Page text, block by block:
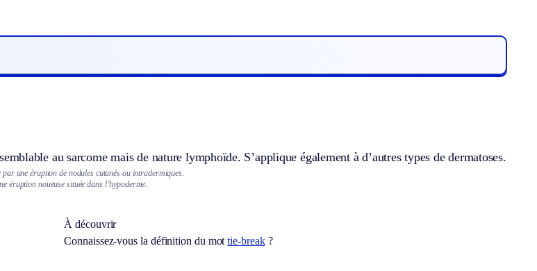
au sarcome mais de nature lymphoïde. S’applique également à d’autres types de dermatoses.
une éruption de nodules cutanés ou intradermiques.
éruption noueuse située dans l’hypoderme.
À découvrir
Connaissez-vous la définition du mottie-break?